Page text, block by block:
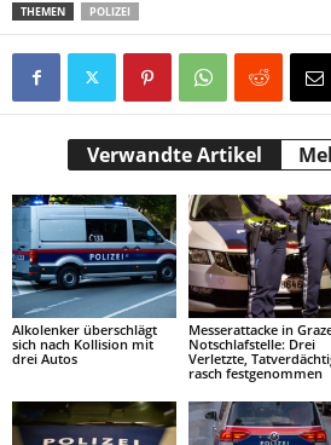
THEMEN POLIZEI
Verwandte Artikel
Alkolenker überschlägt
sich nach Kollision mit
drei Autos
Messerattacke in
Notschlafstelle: Drei
Verletzte,
rasch festgenommen